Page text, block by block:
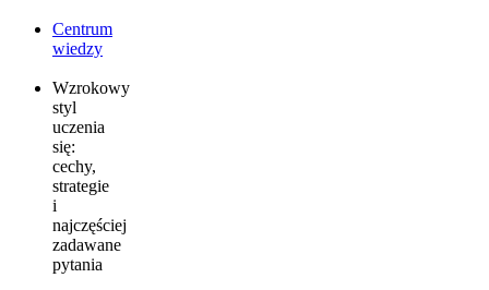
Centrum
wiedzy
Wzrokowy
styl
uczenia
się:
cechy,
strategie
i
najczęściej
zadawane
pytania